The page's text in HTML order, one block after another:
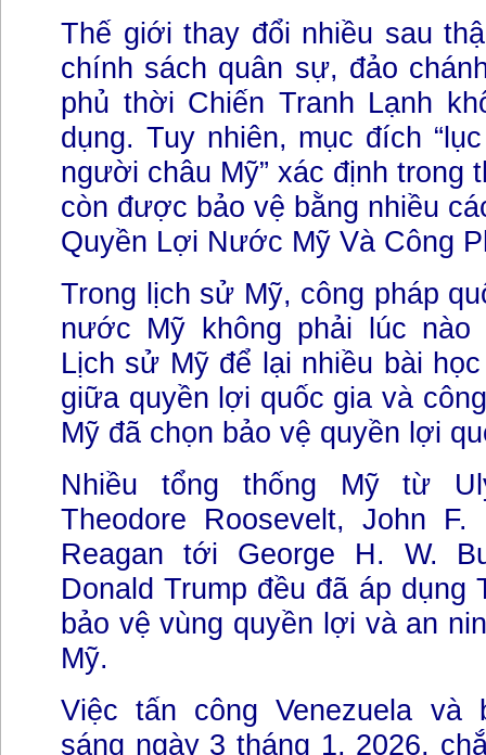
Thế giới thay đổi nhiều sau
chính sách quân sự, đảo
phủ thời Chiến Tranh Lạnh
dụng. Tuy nhiên, mục đích
người châu Mỹ” xác định trong
còn được bảo vệ bằng nhiều
Quyền Lợi Nước Mỹ Và Công
Trong lịch sử Mỹ, công pháp
nước Mỹ không phải lúc nào
Lịch sử Mỹ để lại nhiều bài
giữa quyền lợi quốc gia và
Mỹ đã chọn bảo vệ quyền lợi
Nhiều tổng thống Mỹ từ
Theodore Roosevelt, John F.
Reagan tới George H. W.
Donald Trump đều đã áp dụng
bảo vệ vùng quyền lợi và an
Mỹ.
Việc tấn công Venezuela và
sáng ngày 3 tháng 1, 2026,